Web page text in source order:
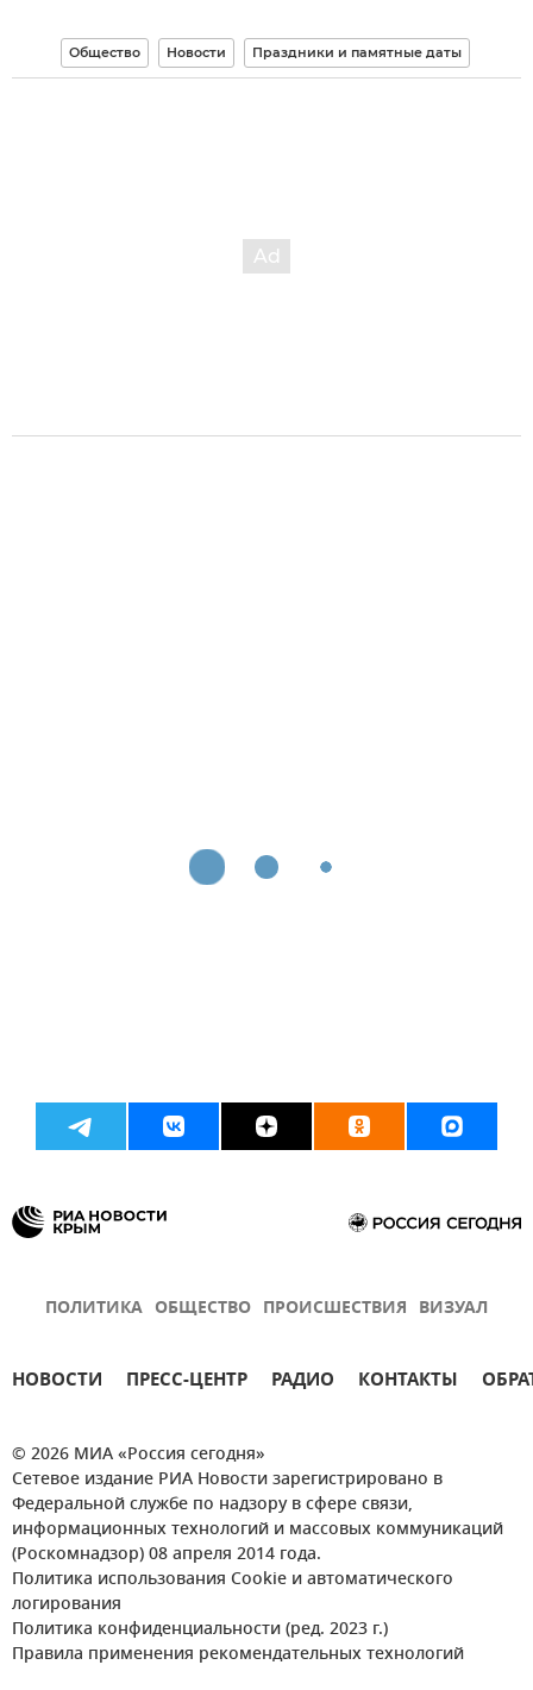
Общество Новости Праздники и памятные даты
ПОЛИТИКА ОБЩЕСТВО ПРОИСШЕСТВИЯ ВИЗУАЛ
НОВОСТИ ПРЕСС-ЦЕНТР РАДИО КОНТАКТЫ
© 2026 МИА «Россия сегодня»
Сетевое издание РИА Новости зарегистрировано в
Федеральной службе по надзору в сфере связи,
информационных технологий и массовых коммуникаций
(Роскомнадзор) 08 апреля 2014 года.
Политика использования Cookie и автоматического
логирования
Политика конфиденциальности (ред. 2023 г.)
Правила применения рекомендательных технологий